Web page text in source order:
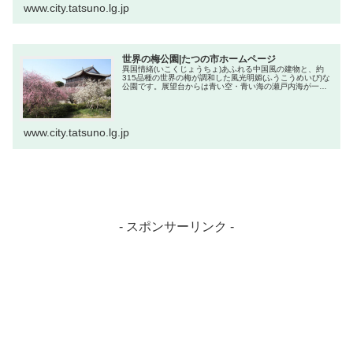
ンクからお探しください。 たつ...
www.city.tatsuno.lg.jp
世界の梅公園|たつの市ホームページ
異国情緒(いこくじょうちょ)あふれる中国風の建物と、約
315品種の世界の梅が調和した風光明媚(ふうこうめいび)な
公園です。展望台からは青い空・青い海の瀬戸内海が一望
www.city.tatsuno.lg.jp
- スポンサーリンク -